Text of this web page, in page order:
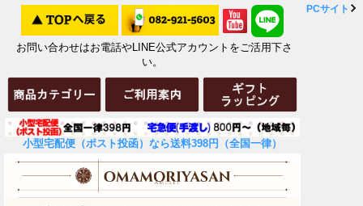
お問い合わせはお電話やLINE公式アカウントをご活用下さ
い。
小型宅配便（ポスト投函）なら送料398円（全国一律）
PCサイト